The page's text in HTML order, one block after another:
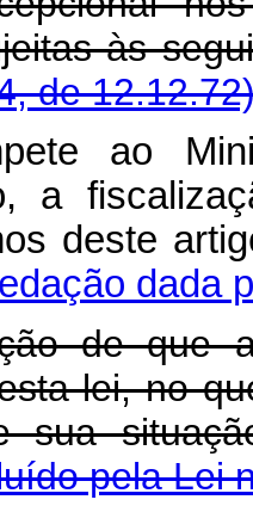
sujeitas
de
ao
a
deste
dada
de que
lei, no
sua
pela Lei